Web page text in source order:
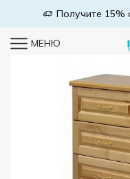
МЕНЮ